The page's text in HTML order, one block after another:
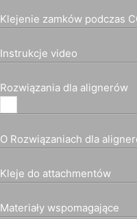
Klejenie zamków podczas
Instrukcje video
Rozwiązania dla alignerów
O Rozwiązaniach dla
Kleje do attachmentów
Materiały wspomagające